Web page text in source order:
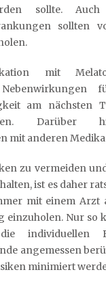
sollte.
sollten
mit
Nebenwirkungen
am nächsten
Darüber
mit anderen
zu vermeiden
ist es daher
mit einem Arzt
einzuholen. Nur so
individuellen
angemessen
minimiert